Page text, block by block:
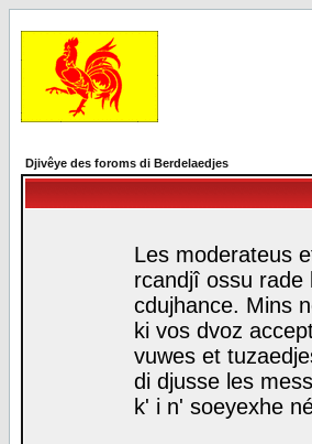
Djivêye des foroms di Berdelaedjes
Les moderateus
rcandjî ossu rade
cdujhance. Mins
ki vos dvoz
vuwes et
di djusse les
k' i n' soeyexhe